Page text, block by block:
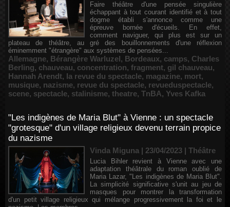
Faire théâtre d'une pensée singulière
échappant à tout courant identifié et à tout
dogme établi s'annonce comme une
épreuve bornée d'écueils. En effet,
comment naviguer, qui plus est sur un
plateau de théâtre, au gré des bouillonnements d'une réflexion
éminemment "étrangère" aux systèmes de pensées...
Allemagne, Bérangère Warluzel, Bordeaux, camps, Charles
Berling, chauveau, concentration, fragment, gil chauveau,
Hannah Arendt, la revue du spectacle, magazine, mort,
musique, nazisme, revue du spectacle, revueduspectacle,
scene, spectacle, stalinisme, theatre, TnBA, Yves Kafka
"Les indigènes de Maria Blut" à Vienne : un spectacle
"grotesque" d'un village religieux devenu terrain propice
du nazisme
Vinda Miguna | 23/04/2023 | Théâtre
Lucia Bihler revient à Vienne avec une
adaptation théâtrale du roman oublié de
Maria Lazar, "Les indigènes de Maria Blut".
La simplicité significative s'unit au jeu de
masques pour montrer la transformation
d'un petit village religieux qui mélange progressivement la foi et le